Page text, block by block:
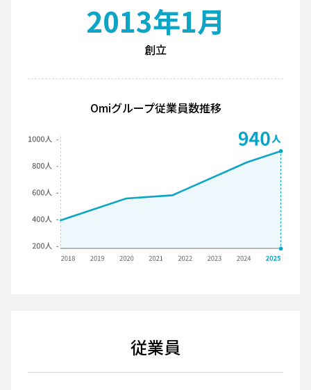
2013年1月
創立
Omiグループ従業員数推移
従業員